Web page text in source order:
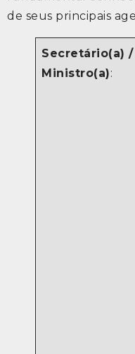
de seus principais
Secretário(a) /
Ministro(a):